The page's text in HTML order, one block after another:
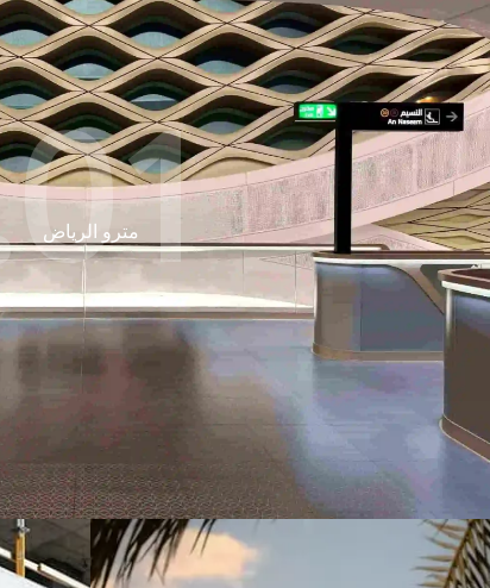
مترو الرياض
01.